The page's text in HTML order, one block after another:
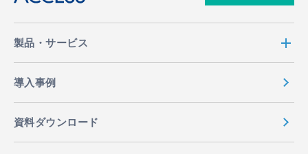
製品・サービス
導入事例
資料ダウンロード